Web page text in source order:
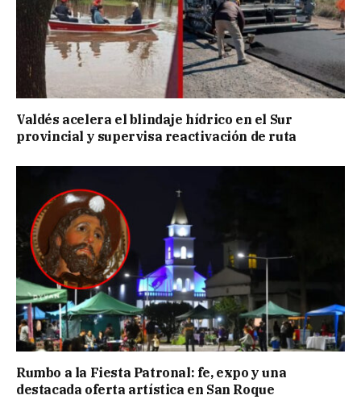
Valdés acelera el blindaje hídrico en el Sur
provincial y supervisa reactivación de ruta
Rumbo a la Fiesta Patronal: fe, expo y una
destacada oferta artística en San Roque